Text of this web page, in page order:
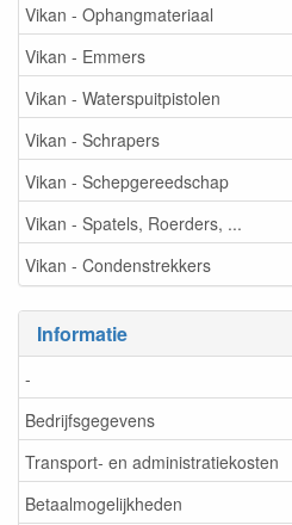
Vikan - Ophangmateriaal
Vikan - Emmers
Vikan - Waterspuitpistolen
Vikan - Schrapers
Vikan - Schepgereedschap
Vikan - Spatels, Roerders, ...
Vikan - Condenstrekkers
Informatie
-
Bedrijfsgegevens
Transport- en administratiekosten
Betaalmogelijkheden